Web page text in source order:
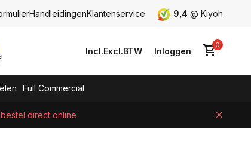
HandleidingenKlantenservice 9,4 @ Kiyoh
Incl.Excl.BTW Inloggen
0
Full Commercial
bestel direct online